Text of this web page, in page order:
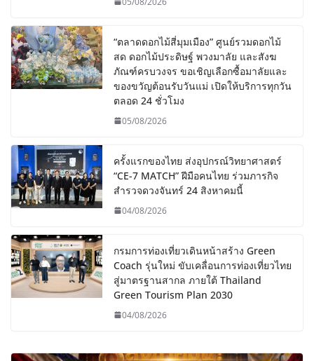
“ตลาดดอกไม้สี่มุมเมือง” ศูนย์รวมดอกไม้
สด ดอกไม้ประดิษฐ์ พวงมาลัย และสังฆ
ภัณฑ์ครบวงจร ขอเชิญเลือกซื้อมาลัยและ
ของขวัญต้อนรับวันแม่ เปิดให้บริการทุกวัน
ตลอด 24 ชั่วโมง
05/08/2026
ครั้งแรกของไทย ส่งอุปกรณ์วิทยาศาสตร์
“CE-7 MATCH” ฝีมือคนไทย ร่วมภารกิจ
สำรวจดวงจันทร์ 24 สิงหาคมนี้
04/08/2026
กรมการท่องเที่ยวเดินหน้าสร้าง Green
Coach รุ่นใหม่ ขับเคลื่อนการท่องเที่ยวไทย
สู่มาตรฐานสากล ภายใต้ Thailand
Green Tourism Plan 2030
04/08/2026